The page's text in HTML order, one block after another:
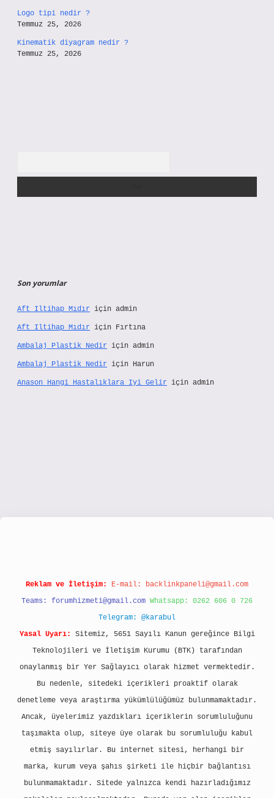
Logo tipi nedir ?
Temmuz 25, 2026
Kinematik diyagram nedir ?
Temmuz 25, 2026
Son yorumlar
Aft Iltihap Mıdır için admin
Aft Iltihap Mıdır için Fırtına
Ambalaj Plastik Nedir için admin
Ambalaj Plastik Nedir için Harun
Anason Hangi Hastalıklara Iyi Gelir için admin
Reklam ve İletişim: E-mail: backlinkpaneli@gmail.com
Teams: forumhizmeti@gmail.com Whatsapp: 0262 606 0 726
Telegram: @karabul
Yasal Uyarı:
Sitemiz, 5651 Sayılı Kanun gereğince Bilgi
Teknolojileri ve İletişim Kurumu (BTK) tarafından
onaylanmış bir Yer Sağlayıcı olarak hizmet vermektedir.
Bu nedenle, sitedeki içerikleri proaktif olarak
denetleme veya araştırma yükümlülüğümüz bulunmamaktadır.
Ancak, üyelerimiz yazdıkları içeriklerin sorumluluğunu
taşımakta olup, siteye üye olarak bu sorumluluğu kabul
etmiş sayılırlar. Bu internet sitesi, herhangi bir
marka, kurum veya şahıs şirketi ile hiçbir bağlantısı
bulunmamaktadır. Sitede yalnızca kendi hazırladığımız